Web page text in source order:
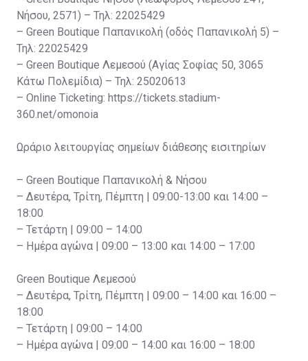
Νήσου, 2571) – Τηλ: 22025429
– Green Boutique Παπανικολή (οδός Παπανικολή 5) –
Τηλ: 22025429
– Green Boutique Λεμεσού (Αγίας Σοφίας 50, 3065
Κάτω Πολεμίδια) – Τηλ: 25020613
– Online Ticketing: https://tickets.stadium-
360.net/omonoia
Ωράριο λειτουργίας σημείων διάθεσης εισιτηρίων
– Green Boutique Παπανικολή & Νήσου
– Δευτέρα, Τρίτη, Πέμπτη | 09:00-13:00 και 14:00 –
18:00
– Τετάρτη | 09:00 – 14:00
– Ημέρα αγώνα | 09:00 – 13:00 και 14:00 – 17:00
Green Boutique Λεμεσού
– Δευτέρα, Τρίτη, Πέμπτη | 09:00 – 14:00 και 16:00 –
18:00
– Τετάρτη | 09:00 – 14:00
– Ημέρα αγώνα | 09:00 – 14:00 και 16:00 – 18:00